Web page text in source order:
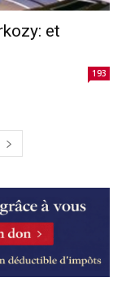
et
193